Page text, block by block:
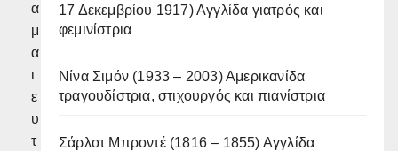
α
μ
α
ι
ε
υ
τ
17 Δεκεμβρίου 1917) Αγγλίδα γιατρός και
φεμινίστρια
Νίνα Σιμόν (1933 – 2003) Αμερικανίδα
τραγουδίστρια, στιχουργός και πιανίστρια
Σάρλοτ Μπροντέ (1816 – 1855) Αγγλίδα